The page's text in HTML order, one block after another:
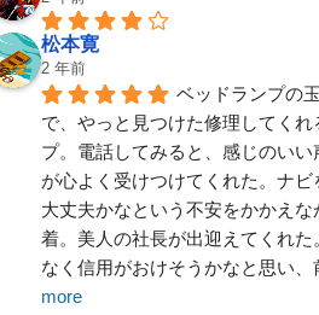
松本寛
2 年前
ベッドランプの
で、やっと見つけた修理してくれ
プ。電話してみると、感じのいい
が心よく受けつけてくれた。ナビ
大丈夫かなという不安をかかえな
着。美人の社長が出迎えてくれた
なく信用がおけそうかなと思い、
more